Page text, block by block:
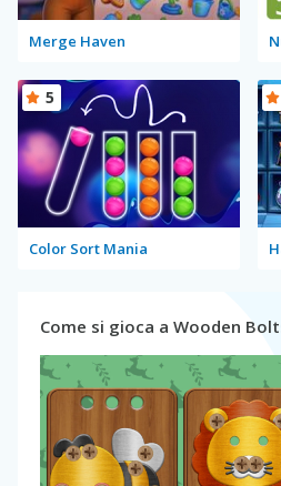
Merge Haven
Color Sort Mania
5
Come si gioca a Wooden